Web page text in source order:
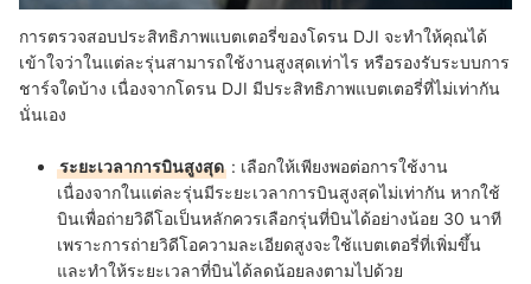
การตรวจสอบประสิทธิภาพแบตเตอรี่ของโดรน DJI จะทำให้คุณได้
เข้าใจว่าในแต่ละรุ่นสามารถใช้งานสูงสุดเท่าไร หรือรองรับระบบการ
ชาร์จใดบ้าง เนื่องจากโดรน DJI มีประสิทธิภาพแบตเตอรี่ที่ไม่เท่ากัน
นั่นเอง
ระยะเวลาการบินสูงสุด : เลือกให้เพียงพอต่อการใช้งาน
เนื่องจากในแต่ละรุ่นมีระยะเวลาการบินสูงสุดไม่เท่ากัน หากใช้
บินเพื่อถ่ายวิดีโอเป็นหลักควรเลือกรุ่นที่บินได้อย่างน้อย 30 นาที
เพราะการถ่ายวิดีโอความละเอียดสูงจะใช้แบตเตอรี่ที่เพิ่มขึ้น
และทำให้ระยะเวลาที่บินได้ลดน้อยลงตามไปด้วย